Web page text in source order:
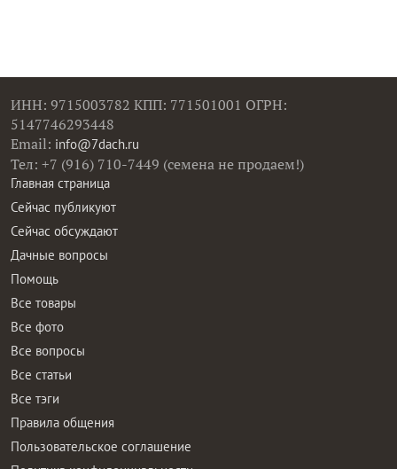
ИНН: 9715003782 КПП: 771501001 ОГРН:
5147746293448
Email: info@7dach.ru
Тел: +7 (916) 710-7449 (семена не продаем!)
Главная страница
Сейчас публикуют
Сейчас обсуждают
Дачные вопросы
Помощь
Все товары
Все фото
Все вопросы
Все статьи
Все тэги
Правила общения
Пользовательское соглашение